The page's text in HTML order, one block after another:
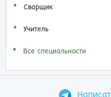
Сварщик
Учитель
Все специальности